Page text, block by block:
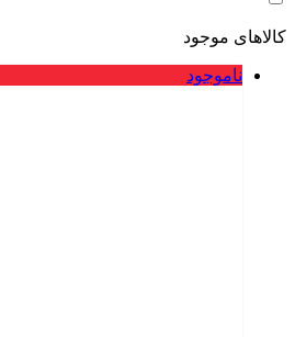
کالاهای موجود
ناموجود